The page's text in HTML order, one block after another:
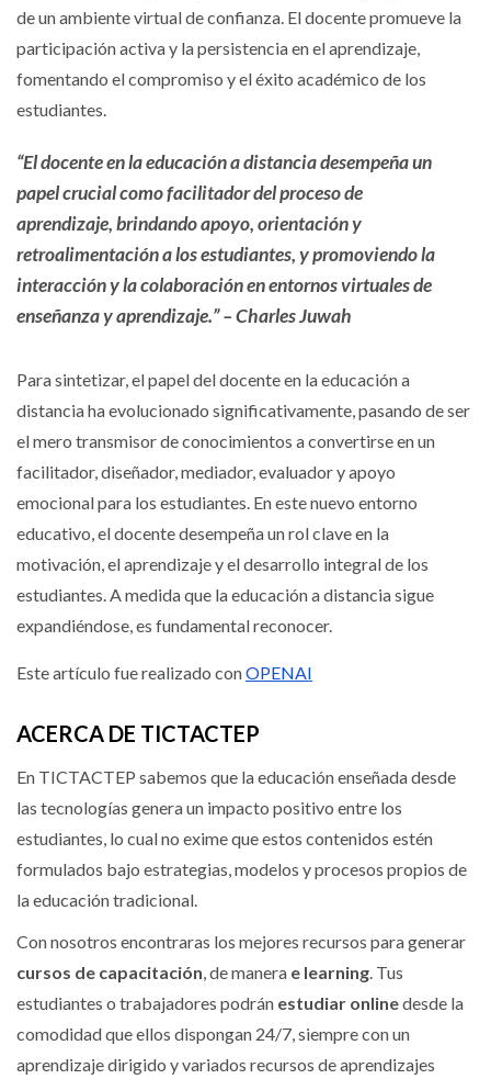
de un ambiente virtual de confianza. El docente promueve la
participación activa y la persistencia en el aprendizaje,
fomentando el compromiso y el éxito académico de los
estudiantes.
“El docente en la educación a distancia desempeña un
papel crucial como facilitador del proceso de
aprendizaje, brindando apoyo, orientación y
retroalimentación a los estudiantes, y promoviendo la
interacción y la colaboración en entornos virtuales de
enseñanza y aprendizaje.” – Charles Juwah
Para sintetizar, el papel del docente en la educación a
distancia ha evolucionado significativamente, pasando de ser
el mero transmisor de conocimientos a convertirse en un
facilitador, diseñador, mediador, evaluador y apoyo
emocional para los estudiantes. En este nuevo entorno
educativo, el docente desempeña un rol clave en la
motivación, el aprendizaje y el desarrollo integral de los
estudiantes. A medida que la educación a distancia sigue
expandiéndose, es fundamental reconocer.
Este artículo fue realizado conOPENAI
ACERCA DE TICTACTEP
En TICTACTEP sabemos que la educación enseñada desde
las tecnologías genera un impacto positivo entre los
estudiantes, lo cual no exime que estos contenidos estén
formulados bajo estrategias, modelos y procesos propios de
la educación tradicional.
Con nosotros encontraras los mejores recursos para generar
cursos de capacitación, de manera e learning. Tus
estudiantes o trabajadores podrán estudiar onlinedesde la
comodidad que ellos dispongan 24/7, siempre con un
aprendizaje dirigido y variados recursos de aprendizajes